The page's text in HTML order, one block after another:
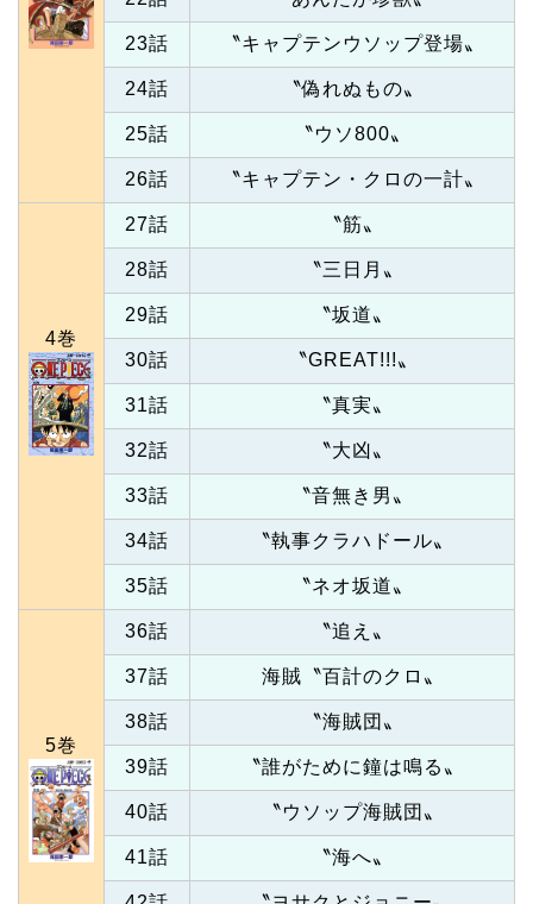
23話 〝キャプテンウソップ登場〟
24話 〝偽れぬもの〟
25話 〝ウソ800〟
26話 〝キャプテン・クロの一計〟
4巻
27話 〝筋〟
28話 〝三日月〟
29話 〝坂道〟
30話 〝GREAT!!!〟
31話 〝真実〟
32話 〝大凶〟
33話 〝音無き男〟
34話 〝執事クラハドール〟
35話 〝ネオ坂道〟
5巻
36話 〝追え〟
37話 海賊〝百計のクロ〟
38話 〝海賊団〟
39話 〝誰がために鐘は鳴る〟
40話 〝ウソップ海賊団〟
41話 〝海へ〟